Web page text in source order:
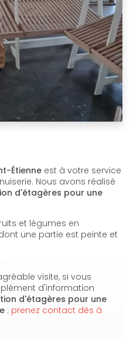
Étienne est à votre service
Nous avons réalisé
d'étagères pour une
et légumes en
une partie est peinte et
visite, si vous
d'information
d'étagères pour une
: prenez contact dès à